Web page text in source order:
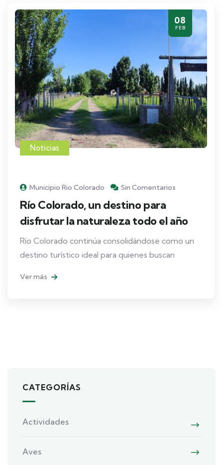
08
FEB
Noticias
Municipio Rio Colorado Sin Comentarios
Río Colorado, un destino para
disfrutar la naturaleza todo el año
Río Colorado continúa consolidándose como un
destino turístico ideal para quienes buscan
Ver más
CATEGORÍAS
Actividades
Aves